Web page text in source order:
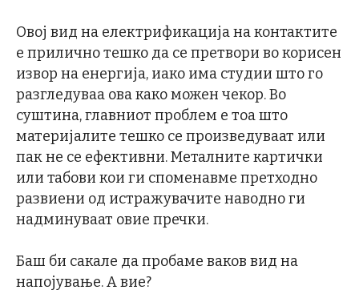
Овој вид на електрификација на контактите
е прилично тешко да се претвори во корисен
извор на енергија, иако има студии што го
разгледуваа ова како можен чекор. Во
суштина, главниот проблем е тоа што
материјалите тешко се произведуваат или
пак не се ефективни. Металните картички
или табови кои ги споменавме претходно
развиени од истражувачите наводно ги
надминуваат овие пречки.
Баш би сакале да пробаме ваков вид на
напојување. А вие?